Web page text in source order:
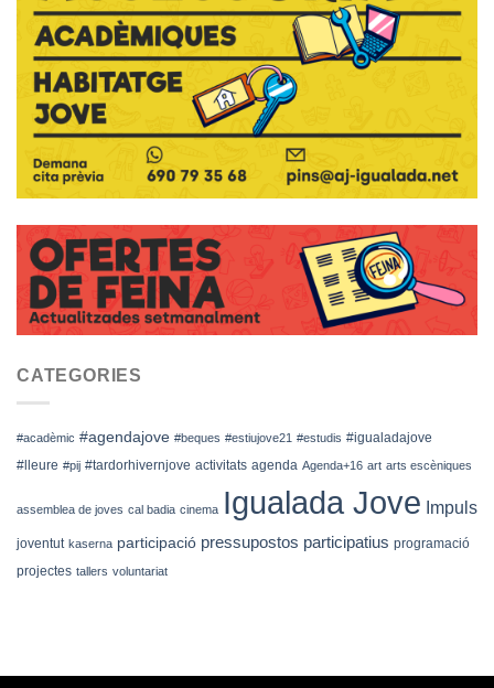
CATEGORIES
#acadèmic #agendajove #beques #estiujove21 #estudis #igualadajove
#lleure #pij #tardorhivernjove activitats agenda Agenda+16 art arts escèniques
assemblea de joves cal badia cinema Igualada Jove Impuls
joventut kaserna participació pressupostos participatius programació
projectes tallers voluntariat